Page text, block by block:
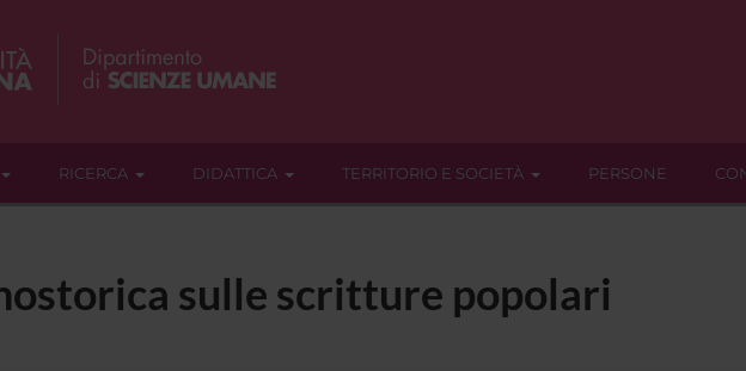
RICERCA DIDATTICA TERRITORIO E SOCIETÀ PERSONE
sulle scritture popolari